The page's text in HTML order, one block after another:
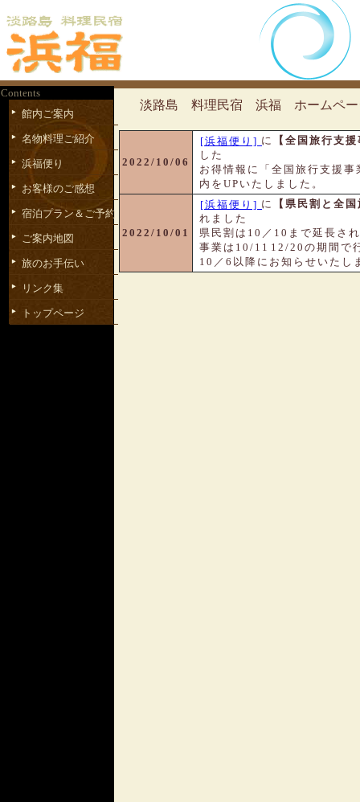
Contents
館内ご案内
名物料理ご紹介
浜福便り
お客様のご感想
宿泊プラン＆ご予約
ご案内地図
旅のお手伝い
リンク集
トップページ
淡路島 料理民宿 浜福 ホームペー
2022/10/06
[浜福便り] に
【全国旅行支
した
お得情報に「全国旅行支援
内をUPいたしました。
2022/10/01
[浜福便り] に
【県民割と全
れました
県民割は10／10まで延長さ
事業は10/1112/20の期間で
10／6以降にお知らせいたし